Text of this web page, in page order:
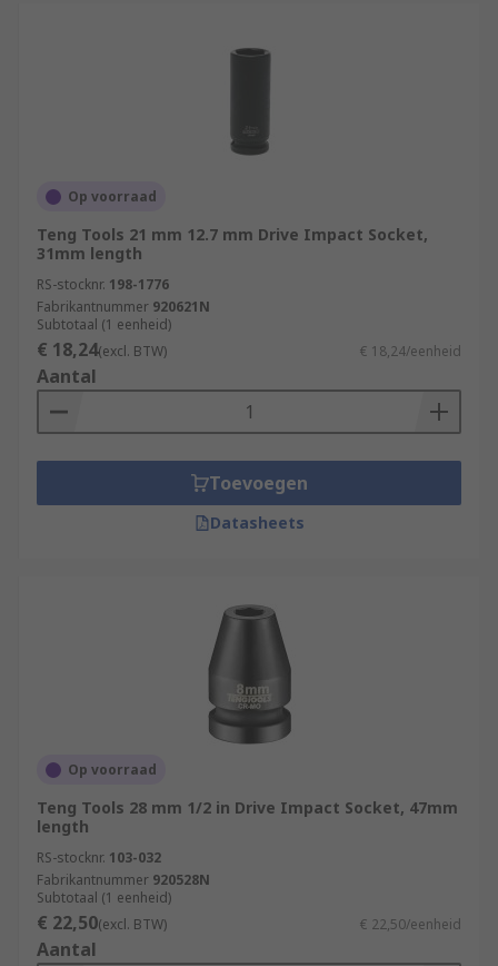
Op voorraad
Teng Tools 21 mm 12.7 mm Drive Impact Socket,
31mm length
RS-stocknr. 198-1776
Fabrikantnummer 920621N
Subtotaal (1 eenheid)
€ 18,24(excl. BTW) € 18,24/eenheid
Aantal
Toevoegen
Datasheets
Op voorraad
Teng Tools 28 mm 1/2 in Drive Impact Socket, 47mm
length
RS-stocknr. 103-032
Fabrikantnummer 920528N
Subtotaal (1 eenheid)
€ 22,50(excl. BTW) € 22,50/eenheid
Aantal